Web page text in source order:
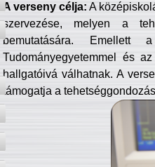
A verseny célja: A
szervezése, melyen a
bemutatására. Emellett
Tudományegyetemmel és
hallgatóivá válhatnak. A
támogatja a